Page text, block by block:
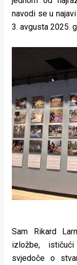
Urban
Magazin
navodi se u
3. avgusta 2025.
Sam Rikard
izložbe,
svjedoče o